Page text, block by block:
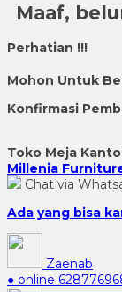
Maaf,
Perhatian !!!
Mohon Untuk
Konfirmasi
Toko Meja
Millenia
Chat via
Ada yang bisa
Zaenab
● online